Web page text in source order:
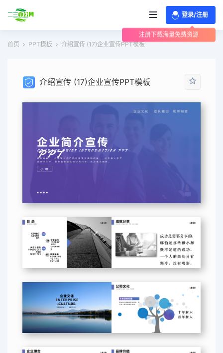
登录/注册
注册下载海量免费资源
首页
PPT模板 介绍宣传 (17)企业宣传PPT模板
介绍宣传 (17)企业宣传PPT模板